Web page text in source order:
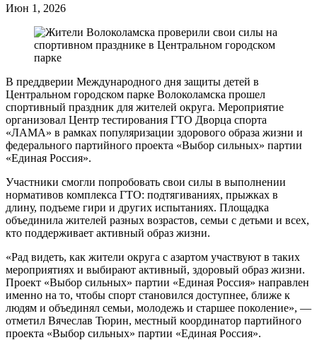
Июн 1, 2026
В преддверии Международного дня защиты детей в
Центральном городском парке Волоколамска прошел
спортивный праздник для жителей округа. Мероприятие
организовал Центр тестирования ГТО Дворца спорта
«ЛАМА» в рамках популяризации здорового образа жизни и
федерального партийного проекта «Выбор сильных» партии
«Единая Россия».
Участники смогли попробовать свои силы в выполнении
нормативов комплекса ГТО: подтягиваниях, прыжках в
длину, подъеме гири и других испытаниях. Площадка
объединила жителей разных возрастов, семьи с детьми и всех,
кто поддерживает активный образ жизни.
«Рад видеть, как жители округа с азартом участвуют в таких
мероприятиях и выбирают активный, здоровый образ жизни.
Проект «Выбор сильных» партии «Единая Россия» направлен
именно на то, чтобы спорт становился доступнее, ближе к
людям и объединял семьи, молодежь и старшее поколение», —
отметил Вячеслав Тюрин, местный координатор партийного
проекта «Выбор сильных» партии «Единая Россия».